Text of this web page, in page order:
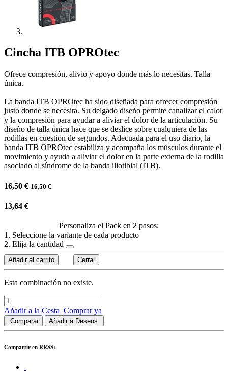
Cincha ITB OPROtec
Ofrece compresión, alivio y apoyo donde más lo necesitas. Talla
única.
La banda ITB OPROtec ha sido diseñada para ofrecer compresión
justo donde se necesita. Su delgado diseño permite canalizar el calor
y la compresión para ayudar a aliviar el dolor de la articulación. Su
diseño de talla única hace que se deslice sobre cualquiera de las
rodillas en cuestión de segundos. Adecuada para el uso diario, la
banda ITB OPROtec estabiliza y acompaña los músculos durante el
movimiento y ayuda a aliviar el dolor en la parte externa de la rodilla
asociado al síndrome de la banda iliotibial (ITB).
16,50 € 16,50€
13,64 €
Personaliza el Pack en 2 pasos:
1. Seleccione la variante de cada producto
2. Elija la cantidad
Añadir al carrito Cerrar
Esta combinación no existe.
Añadir a la Cesta Comprar ya
Comparar Añadir a Deseos
Compartir en RRSS: